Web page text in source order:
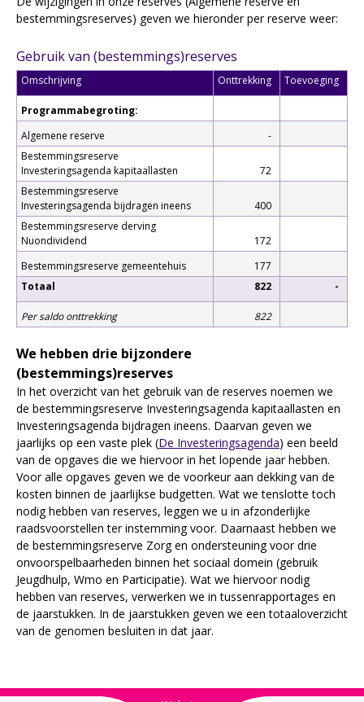
bestemmingsreserves) geven we hieronder per reserve weer:
Gebruik van (bestemmings)reserves
Omschrijving Onttrekking Toevoeging
Programmabegroting:
Algemene reserve
-
Bestemmingsreserve
Investeringsagenda kapitaallasten
72
Bestemmingsreserve
Investeringsagenda bijdragen ineens
400
Bestemmingsreserve derving
Nuondividend
172
Bestemmingsreserve gemeentehuis
177
Totaal
822 -
Per saldo onttrekking 822
We hebben drie bijzondere
(bestemmings)reserves
In het overzicht van het gebruik van de reserves noemen we
de bestemmingsreserve Investeringsagenda kapitaallasten en
Investeringsagenda bijdragen ineens. Daarvan geven we
jaarlijks op een vaste plek (De Investeringsagenda) een beeld
van de opgaves die we hiervoor in het lopende jaar hebben.
Voor alle opgaves geven we de voorkeur aan dekking van de
kosten binnen de jaarlijkse budgetten. Wat we tenslotte toch
nodig hebben van reserves, leggen we u in afzonderlijke
raadsvoorstellen ter instemming voor. Daarnaast hebben we
de bestemmingsreserve Zorg en ondersteuning voor drie
onvoorspelbaarheden binnen het sociaal domein (gebruik
Jeugdhulp, Wmo en Participatie). Wat we hiervoor nodig
hebben van reserves, verwerken we in tussenrapportages en
de jaarstukken. In de jaarstukken geven we een totaaloverzicht
van de genomen besluiten in dat jaar.